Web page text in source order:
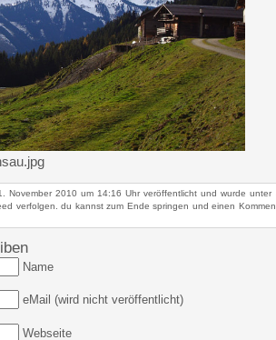
November 2010 um 14:16 Uhr veröffentlicht und wurde
verfolgen. du kannst zum Ende springen und einen
Name
eMail (wird nicht veröffentlicht)
Webseite